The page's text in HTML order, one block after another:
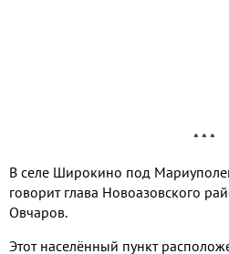
* * *
В селе Широкино под
говорит глава Новоазовского
Овчаров.
Этот населённый пункт